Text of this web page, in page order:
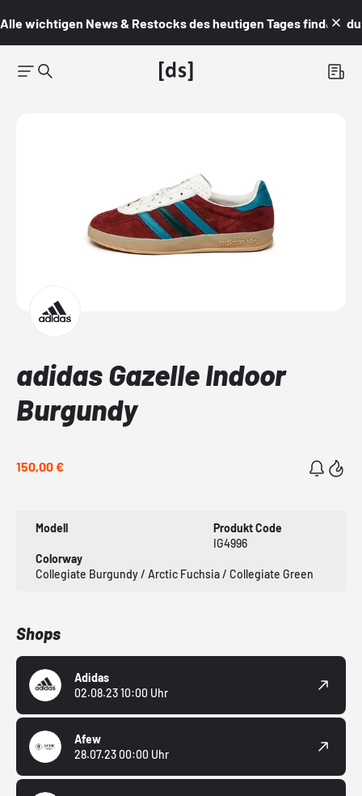
Alle wichtigen News & Restocks des heutigen Tages findest du
adidas Gazelle Indoor
Burgundy
150,00 €
Modell
Produkt Code
IG4996
Colorway
Collegiate Burgundy / Arctic Fuchsia / Collegiate Green
Shops
Adidas
02.08.23 10:00 Uhr
Afew
28.07.23 00:00 Uhr